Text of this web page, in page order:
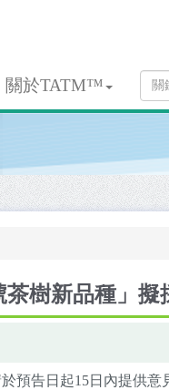
關於TATM™
樹新品種」
預告日起15日內提供意